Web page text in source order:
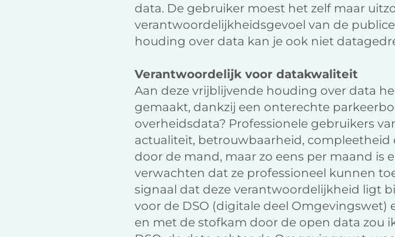
data. De gebruiker moest het zelf maar
verantwoordelijkheidsgevoel van de
houding over data kan je ook niet
Verantwoordelijk voor datakwaliteit
Aan deze vrijblijvende houding over data
gemaakt, dankzij een onterechte
overheidsdata? Professionele gebruikers
actualiteit, betrouwbaarheid,
door de mand, maar zo eens per maand is
verwachten dat ze professioneel kunnen
signaal dat deze verantwoordelijkheid ligt
voor de DSO (digitale deel Omgevingswet)
en met de stofkam door de open data zou